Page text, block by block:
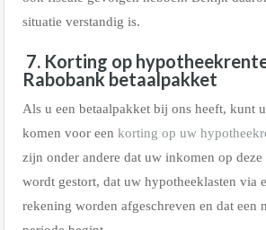
situatie verstandig is.
7. Korting op
Rabobank betaalpakket
Als u een betaalpakket bij ons heeft, kunt
komen voor een korting op uw
zijn onder andere dat uw inkomen op deze
wordt gestort, dat uw hypotheeklasten via
rekening worden afgeschreven en dat een